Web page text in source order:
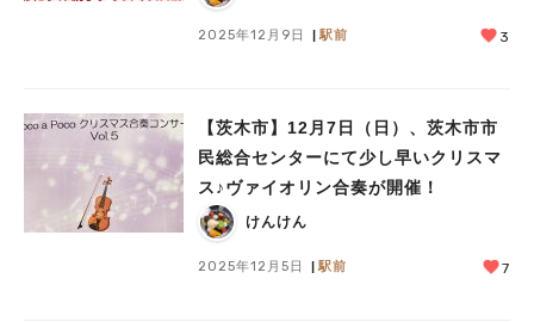
2025年12月9日 駅前 3
【茨木市】12月7日（日）、茨木市市
民総合センターにて少し早いクリスマ
ス♪ヴァイオリン合奏が開催！
けんけん
2025年12月5日 駅前 7